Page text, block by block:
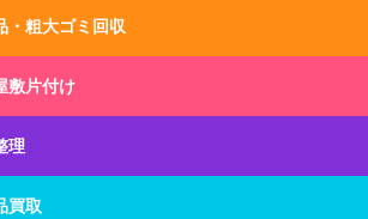
・粗大ゴミ回収
敷片付け
理
買取